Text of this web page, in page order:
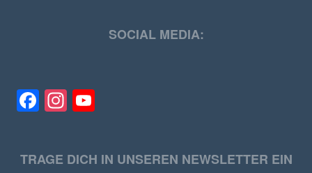
SOCIAL MEDIA:
Facebook
Instagram
TRAGE DICH IN UNSEREN NEWSLETTER EIN